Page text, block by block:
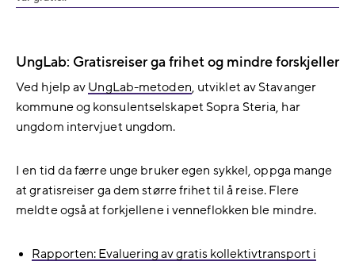
UngLab: Gratisreiser ga frihet og mindre forskjeller
Ved hjelp av UngLab-metoden, utviklet av Stavanger
kommune og konsulentselskapet Sopra Steria, har
ungdom intervjuet ungdom.
I en tid da færre unge bruker egen sykkel, oppga mange
at gratisreiser ga dem større frihet til å reise. Flere
meldte også at forkjellene i venneflokken ble mindre.
Rapporten: Evaluering av gratis kollektivtransport i